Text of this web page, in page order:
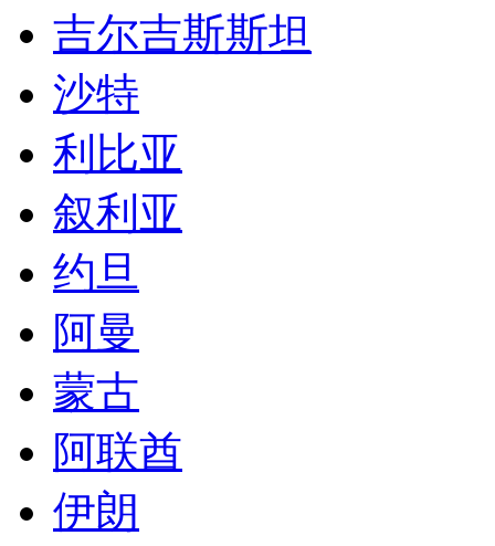
吉尔吉斯斯坦
沙特
利比亚
叙利亚
约旦
阿曼
蒙古
阿联酋
伊朗